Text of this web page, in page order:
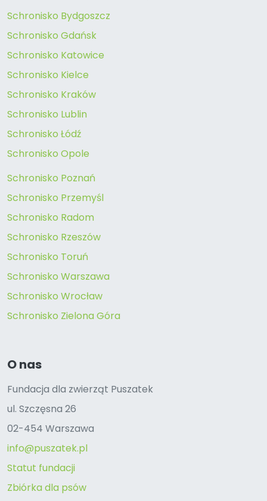
Schronisko Bydgoszcz
Schronisko Gdańsk
Schronisko Katowice
Schronisko Kielce
Schronisko Kraków
Schronisko Lublin
Schronisko Łódź
Schronisko Opole
Schronisko Poznań
Schronisko Przemyśl
Schronisko Radom
Schronisko Rzeszów
Schronisko Toruń
Schronisko Warszawa
Schronisko Wrocław
Schronisko Zielona Góra
O nas
Fundacja dla zwierząt Puszatek
ul. Szczęsna 26
02-454 Warszawa
info@puszatek.pl
Statut fundacji
Zbiórka dla psów